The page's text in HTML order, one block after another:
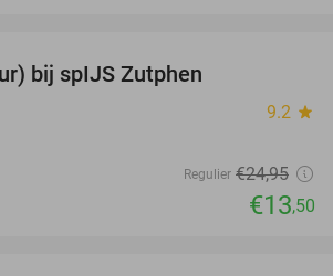
bij spIJS Zutphen
9.2 star
Regulier €24,95
€13,50